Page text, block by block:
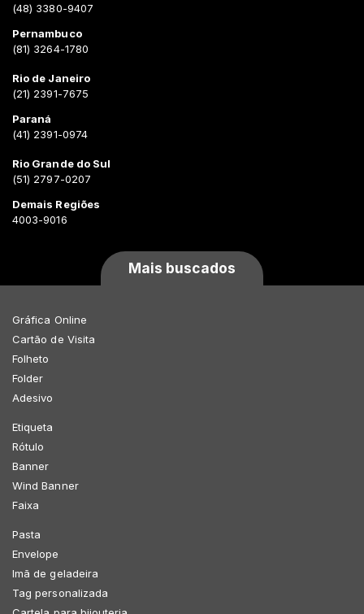
(48) 3380-9407
Pernambuco
(81) 3264-1780
Rio de Janeiro
(21) 2391-7675
Paraná
(41) 2391-0974
Rio Grande do Sul
(51) 2797-0207
Demais Regiões
4003-9016
Mais buscados
Gráfica Online
Cartão de Visita
Folheto
Folder
Adesivo
Etiqueta
Rótulo
Banner
Wind Banner
Faixa
Pasta
Envelope
Imã de geladeira
Tag personalizada